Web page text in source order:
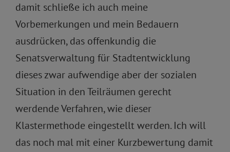
damit schließe ich auch meine
Vorbemerkungen und mein Bedauern
ausdrücken, das offenkundig die
Senatsverwaltung für Stadtentwicklung
dieses zwar aufwendige aber der sozialen
Situation in den Teilräumen gerecht
werdende Verfahren, wie dieser
Klastermethode eingestellt werden. Ich will
das noch mal mit einer Kurzbewertung damit